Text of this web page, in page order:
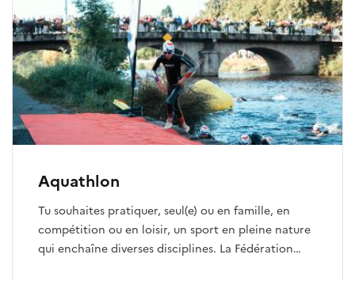
Aquathlon
Tu souhaites pratiquer, seul(e) ou en famille, en
compétition ou en loisir, un sport en pleine nature
qui enchaîne diverses disciplines. La Fédération